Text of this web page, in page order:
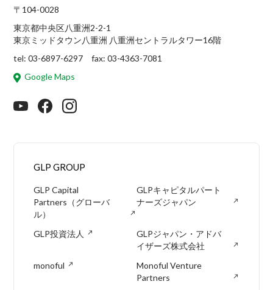
〒104-0028
東京都中央区八重洲2-2-1
東京ミッドタウン八重洲 八重洲セントラルタワー16階
tel: 03-6897-6297 fax: 03-4363-7081
Google Maps
GLP GROUP
GLP Capital
Partners（グローバ
ル）
GLPキャピタルパート
ナーズジャパン
GLP投資法人
GLPジャパン・アドバ
イザーズ株式会社
monoful
Monoful Venture
Partners